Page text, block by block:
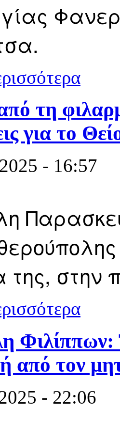
τη
για το
- 16:57
της, στην
Φιλίππων:
από τον
- 22:06